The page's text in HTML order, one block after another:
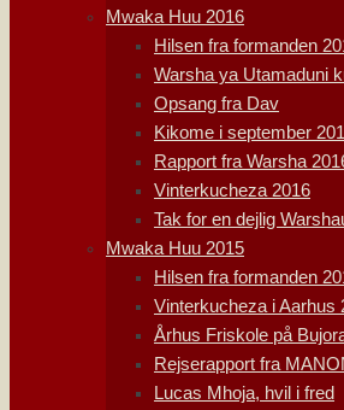
Mwaka Huu 2016
Hilsen fra formanden
Warsha ya Utamaduni
Opsang fra Dav
Kikome i september
Rapport fra Warsha
Vinterkucheza 2016
Tak for en dejlig
Mwaka Huu 2015
Hilsen fra formanden
Vinterkucheza i Aarhus
Århus Friskole på
Rejserapport fra
Lucas Mhoja, hvil i fred